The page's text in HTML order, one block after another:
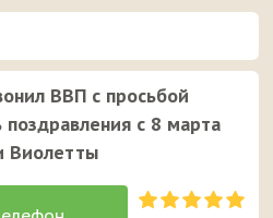
ВВП с просьбой
поздравления с 8 марта
Виолетты